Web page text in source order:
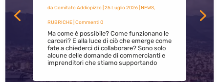
da Comitato Addiopizzo| 25 Luglio 2026| NEWS,
RUBRICHE| Commenti 0
Ma come è possibile? Come funzionano le
carceri? E alla luce di ciò che emerge come
fate a chiederci di collaborare? Sono solo
alcune delle domande di commercianti e
imprenditori che stiamo supportando